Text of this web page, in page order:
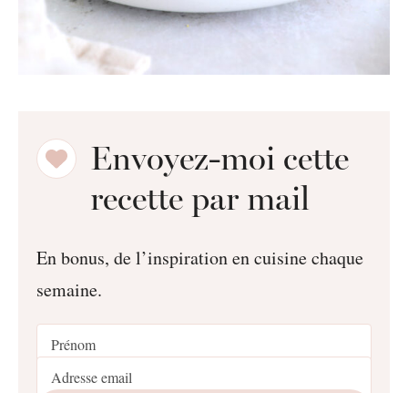
Envoyez-moi cette
recette par mail
En bonus, de l’inspiration en cuisine chaque
semaine.